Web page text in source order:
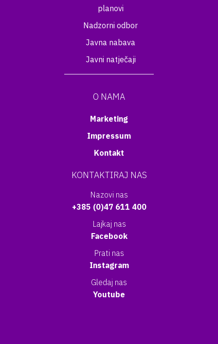
planovi
Nadzorni odbor
Javna nabava
Javni natječaji
O NAMA
Marketing
Impressum
Kontakt
KONTAKTIRAJ NAS
Nazovi nas
+385 (0)47 611 400
Lajkaj nas
Facebook
Prati nas
Instagram
Gledaj nas
Youtube